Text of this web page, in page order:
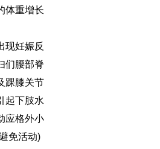
体重增长
现妊娠反
们腰部脊
踝膝关节
起下肢水
应格外小
免活动)